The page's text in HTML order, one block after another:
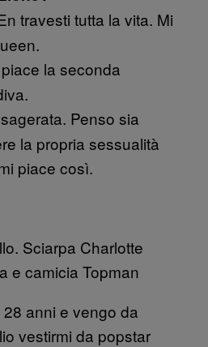
travesti tutta la vita. Mi
la seconda
Penso sia
la propria sessualità
piace così.
Sciarpa Charlotte
e camicia Topman
anni e vengo da
vestirmi da popstar